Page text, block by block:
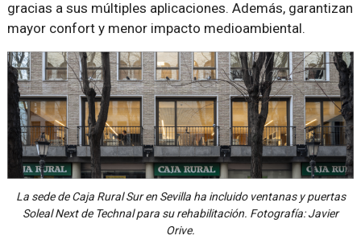
gracias a sus múltiples aplicaciones. Además, garantizan
mayor confort y menor impacto medioambiental.
La sede de Caja Rural Sur en Sevilla ha incluido ventanas y puertas
Soleal Next de Technal para su rehabilitación. Fotografía: Javier
Orive.